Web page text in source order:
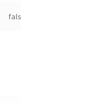
false